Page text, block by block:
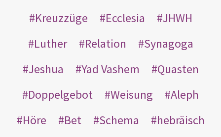
Kreuzzüge
Ecclesia
JHWH
Luther
Relation
Synagoga
Jeshua
Yad Vashem
Quasten
Doppelgebot
Weisung
Aleph
Höre
Bet Schema
hebräisch